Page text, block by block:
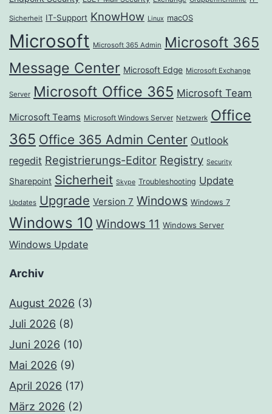
Sicherheit IT-Support KnowHow Linux macOS
Microsoft Microsoft 365 Admin Microsoft 365
Message Center Microsoft Edge Microsoft Exchange
Server Microsoft Office 365 Microsoft Team
Microsoft Teams Microsoft Windows Server Netzwerk Office
365 Office 365 Admin Center Outlook
regedit Registrierungs-Editor Registry Security
Sharepoint Sicherheit Skype Troubleshooting Update
Updates Upgrade Version 7 Windows Windows 7
Windows 10 Windows 11 Windows Server
Windows Update
Archiv
August 2026 (3)
Juli 2026 (8)
Juni 2026 (10)
Mai 2026 (9)
April 2026 (17)
März 2026 (2)